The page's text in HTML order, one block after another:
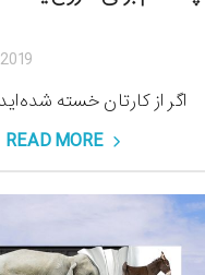
اگر از کارتان خسته
READ MORE